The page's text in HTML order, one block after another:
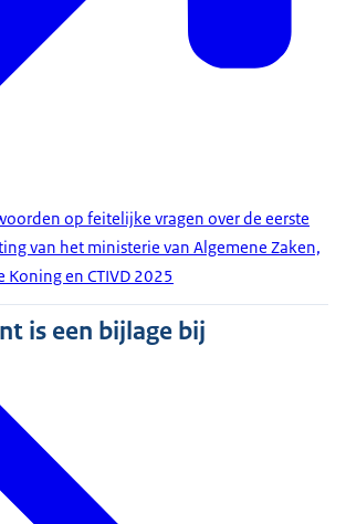
op feitelijke vragen over de eerste
van het ministerie van Algemene Zaken,
Koning en CTIVD 2025
is een bijlage bij